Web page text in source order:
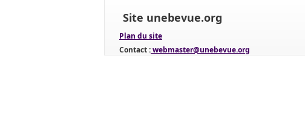
Site unebevue.org
Plan du site
Contact :webmaster@unebevue.org